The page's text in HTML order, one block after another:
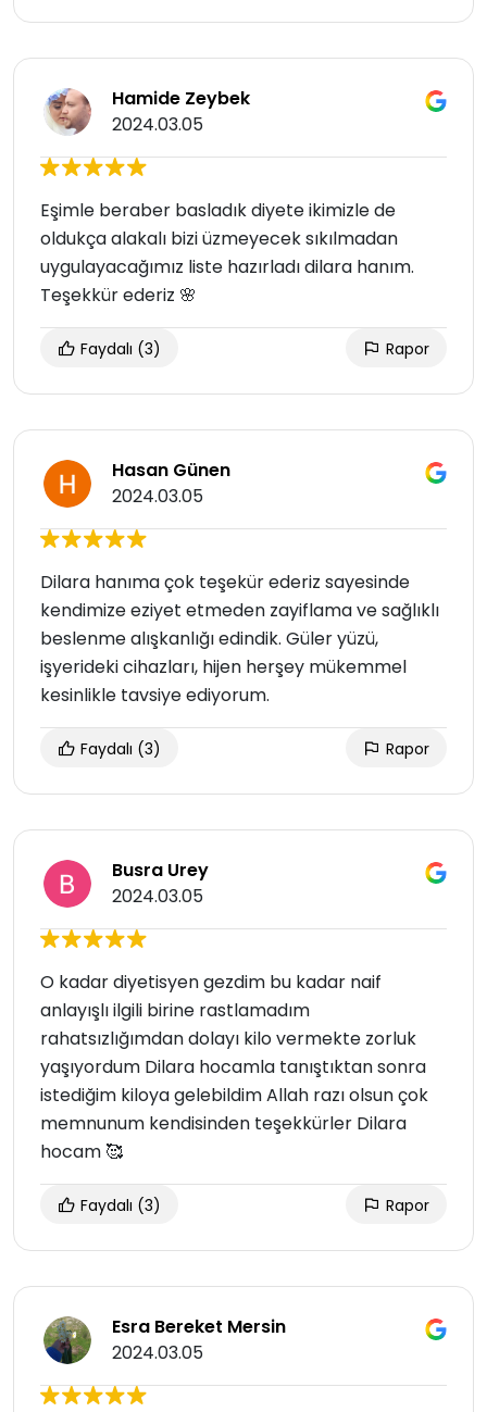
Hamide Zeybek
2024.03.05
Eşimle beraber basladık diyete ikimizle de
oldukça alakalı bizi üzmeyecek sıkılmadan
uygulayacağımız liste hazırladı dilara hanım.
Teşekkür ederiz 🌸
Faydalı (3) Rapor
Hasan Günen
2024.03.05
Dilara hanıma çok teşekür ederiz sayesinde
kendimize eziyet etmeden zayiflama ve sağlıklı
beslenme alışkanlığı edindik. Güler yüzü,
işyerideki cihazları, hijen herşey mükemmel
kesinlikle tavsiye ediyorum.
Faydalı (3) Rapor
Busra Urey
2024.03.05
O kadar diyetisyen gezdim bu kadar naif
anlayışlı ilgili birine rastlamadım
rahatsızlığımdan dolayı kilo vermekte zorluk
yaşıyordum Dilara hocamla tanıştıktan sonra
istediğim kiloya gelebildim Allah razı olsun çok
memnunum kendisinden teşekkürler Dilara
hocam 🥰
Faydalı (3) Rapor
Esra Bereket Mersin
2024.03.05